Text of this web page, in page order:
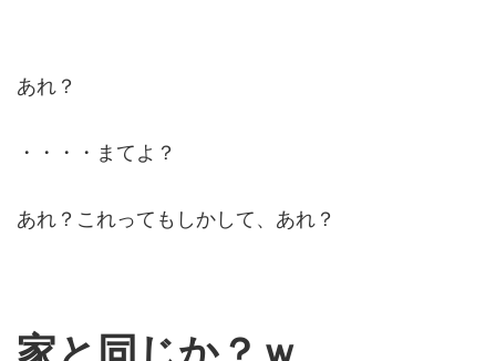
あれ？
・・・・まてよ？
あれ？これってもしかして、あれ？